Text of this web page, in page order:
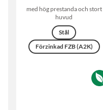
med hög prestanda och stort
huvud
Stål
Förzinkad FZB (A2K)